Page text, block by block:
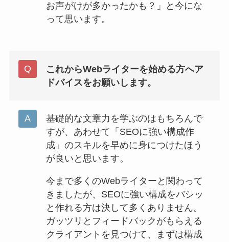
お声がけが多かったかも？」と今にな
って思います。
これからWebライターを始める方へア
ドバイスをお願いします。
基礎的な文章力を学ぶのはもちろんで
すが、あわせて「SEOに強い構成作
成」のスキルを早めに身につけたほう
が良いと思います。
今まで多くのWebライターと関わって
きましたが、SEOに強い構成をバシッ
と作れる方は決して多くありません。
ガッツリとフィードバックがもらえる
クライアントを見つけて、まずは構成